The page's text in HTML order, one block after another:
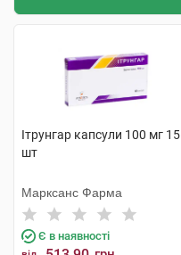
Ітрунгар капсули 100 мг 15
шт
Марксанс Фарма
Є в наявності